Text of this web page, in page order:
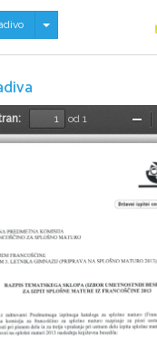
Skrij/prikaži meni
od 1
-
PREDMETNA KOMISIJA
za splosNo MATURo
pneNcoS in tE,
3. LETNIKA GIMNAZIJ (pRIPRAVA Na sproSNo MATURo 2013)
RAZPIS TEMATSKEGA SKLOPA (IZBOR UMETNOSTNIH
zlrzprr spr,oSNn MATURE IZ FRANCoScTNn zors
z zahtevami Predmetnega izpitnega kataloga za splo5no maturo
komisija francoidino za sploino maturo razpisuje za pisni
pri pisnem delu in zatretje vpra5anje pri ustnem delu izpita splo5ne
na sploini maturi 2013 naslednja knjiZevna besedila: